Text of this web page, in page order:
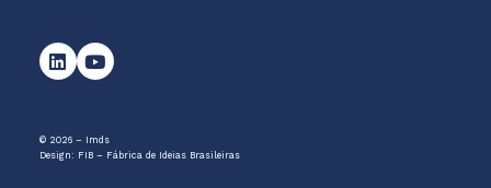
© 2026 – Imds
Design: FIB – Fábrica de Ideias Brasileiras